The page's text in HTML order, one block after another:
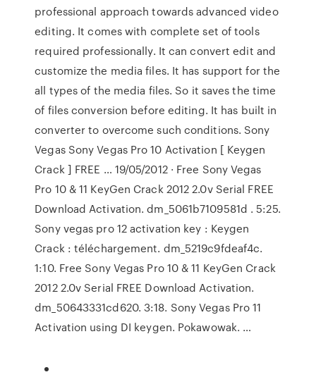
professional approach towards advanced video
editing. It comes with complete set of tools
required professionally. It can convert edit and
customize the media files. It has support for the
all types of the media files. So it saves the time
of files conversion before editing. It has built in
converter to overcome such conditions. Sony
Vegas Sony Vegas Pro 10 Activation [ Keygen
Crack ] FREE … 19/05/2012 · Free Sony Vegas
Pro 10 & 11 KeyGen Crack 2012 2.0v Serial FREE
Download Activation. dm_5061b7109581d . 5:25.
Sony vegas pro 12 activation key : Keygen
Crack : téléchargement. dm_5219c9fdeaf4c.
1:10. Free Sony Vegas Pro 10 & 11 KeyGen Crack
2012 2.0v Serial FREE Download Activation.
dm_50643331cd620. 3:18. Sony Vegas Pro 11
Activation using DI keygen. Pokawowak. …